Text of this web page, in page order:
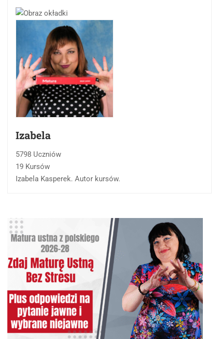
Izabela
5798 Uczniów
19 Kursów
Izabela Kasperek. Autor kursów.